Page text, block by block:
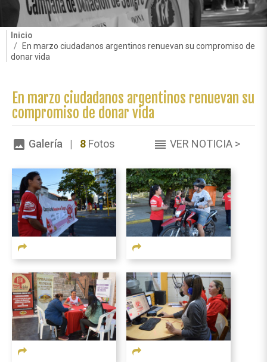
Inicio
En marzo ciudadanos argentinos renuevan su compromiso de
donar vida
En marzo ciudadanos argentinos renuevan su
compromiso de donar vida
image Galería | 8 Fotos reorder VER NOTICIA >